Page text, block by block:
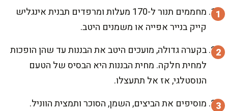
מחממים תנור ל-170 מעלות ומרפדים תבנית אינגליש
קייק בנייר אפייה או משמנים היטב.
בקערה גדולה, מועכים היטב את הבננות עד שהן הופכות
למחית חלקה. מחית הבננות היא הבסיס של הטעם
הנוסטלגי, אז אל תתעצלו.
מוסיפים את הביצים, השמן, הסוכר ותמצית הווניל.